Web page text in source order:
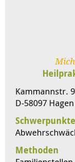
Kammannstr. 9
D-58097 Hagen
Schwerpunkte
Methoden